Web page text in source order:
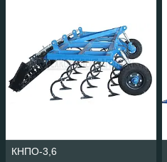
КНПО-3,6